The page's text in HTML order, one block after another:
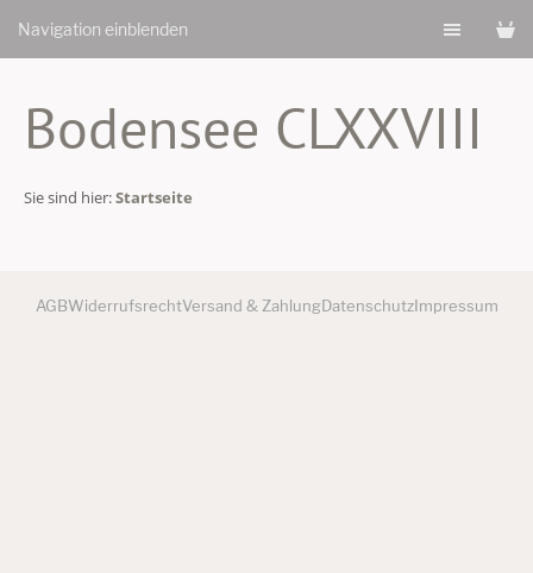
Navigation einblenden
Bodensee CLXXVIII
Sie sind hier:Startseite
AGBWiderrufsrechtVersand & ZahlungDatenschutzImpressum